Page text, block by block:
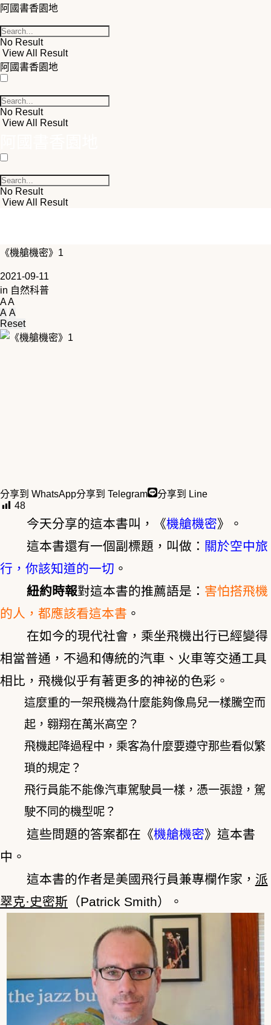
阿國書香園地
No Result
View All Result
阿國書香園地
No Result
View All Result
No Result
View All Result
《機艙機密》1
2021-09-11
in 自然科普
AA
A A
Reset
分享到 WhatsApp分享到 Telegram
分享到 Line
48
今天分享的這本書叫，《機艙機密》。
這本書還有一個副標題，叫做： 關於空中旅
行，你該知道的一切 。
紐約時報對這本書的推薦語是： 害怕搭飛機
的人，都應該看這本書 。
在如今的現代社會，乘坐飛機出行已經變得
相當普通，不過和傳統的汽車、火車等交通工具
相比，飛機似乎有著更多的神祕的色彩。
這麼重的一架飛機為什麼能夠像鳥兒一樣騰空而
起，翱翔在萬米高空？
飛機起降過程中，乘客為什麼要遵守那些看似繁
瑣的規定？
飛行員能不能像汽車駕駛員一樣，憑一張證，駕
駛不同的機型呢？
這些問題的答案都在《機艙機密》這本書
中。
這本書的作者是美國飛行員兼專欄作家， 派
翠克·史密斯 （Patrick Smith）。